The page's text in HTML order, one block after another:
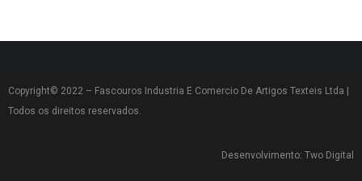
Copyright© 2022 – Fascouros Industria E Comercio De Artigos Texteis Ltda |
Todos os direitos reservados.
Desenvolvimento: Two Digital